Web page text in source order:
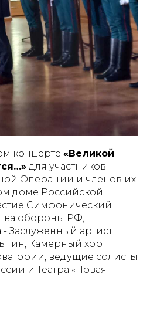
концерте «Великой
для участников
Операции и членов их
доме Российской
Симфонический
обороны РФ,
- Заслуженный артист
Камерный хор
ведущие солисты
и Театра «Новая